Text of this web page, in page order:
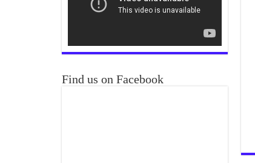
Find us on Facebook